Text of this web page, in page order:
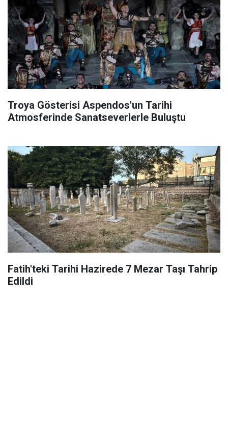
Troya Gösterisi Aspendos'un Tarihi
Atmosferinde Sanatseverlerle Buluştu
Fatih'teki Tarihi Hazirede 7 Mezar Taşı Tahrip
Edildi